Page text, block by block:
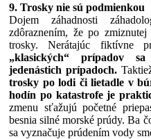
9. Trosky nie sú podmienkou
Dojem záhadnosti
zdôraznením, že po
trosky. Nerátajúc fiktívne
„klasických“ prípadov
jedenástich prípadoch.
trosky po lodi či lietadle v
hodín po katastrofe je
zmenu sťažujú početné
besnia silné morské prúdy. Ba
sa vyznačuje prúdením vody